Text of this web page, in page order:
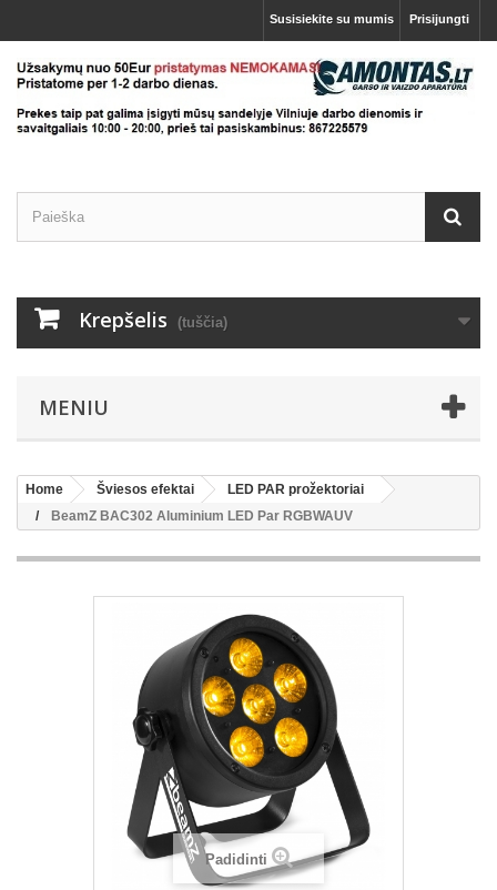
Prisijungti
Susisiekite su mumis
Krepšelis (tuščia)
MENIU
Home Šviesos efektai
LED PAR prožektoriai
BeamZ BAC302 Aluminium LED Par RGBWAUV
Padidinti